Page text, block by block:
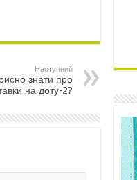
Наступний
знати про
на доту-2?